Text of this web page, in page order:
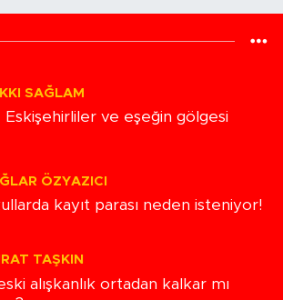
SAĞLAM
Eskişehirliler ve eşeğin gölgesi
ÖZYAZICI
kayıt parası neden isteniyor!
TAŞKIN
alışkanlık ortadan kalkar mı